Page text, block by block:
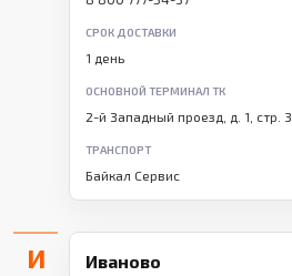
СРОК ДОСТАВКИ
1 день
ОСНОВНОЙ ТЕРМИНАЛ ТК
2-й Западный проезд, д. 1, стр. 3
ТРАНСПОРТ
Байкал Сервис
И Иваново